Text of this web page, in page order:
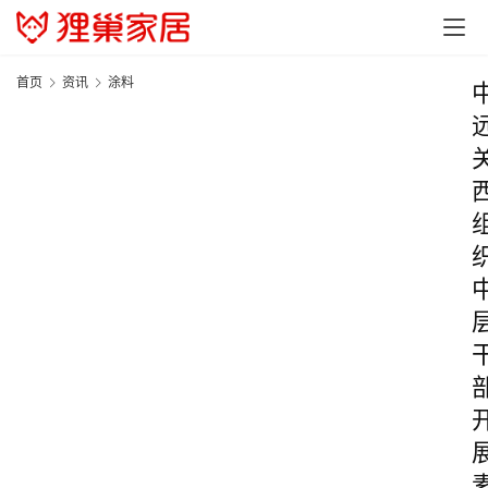
首页 资讯 涂料